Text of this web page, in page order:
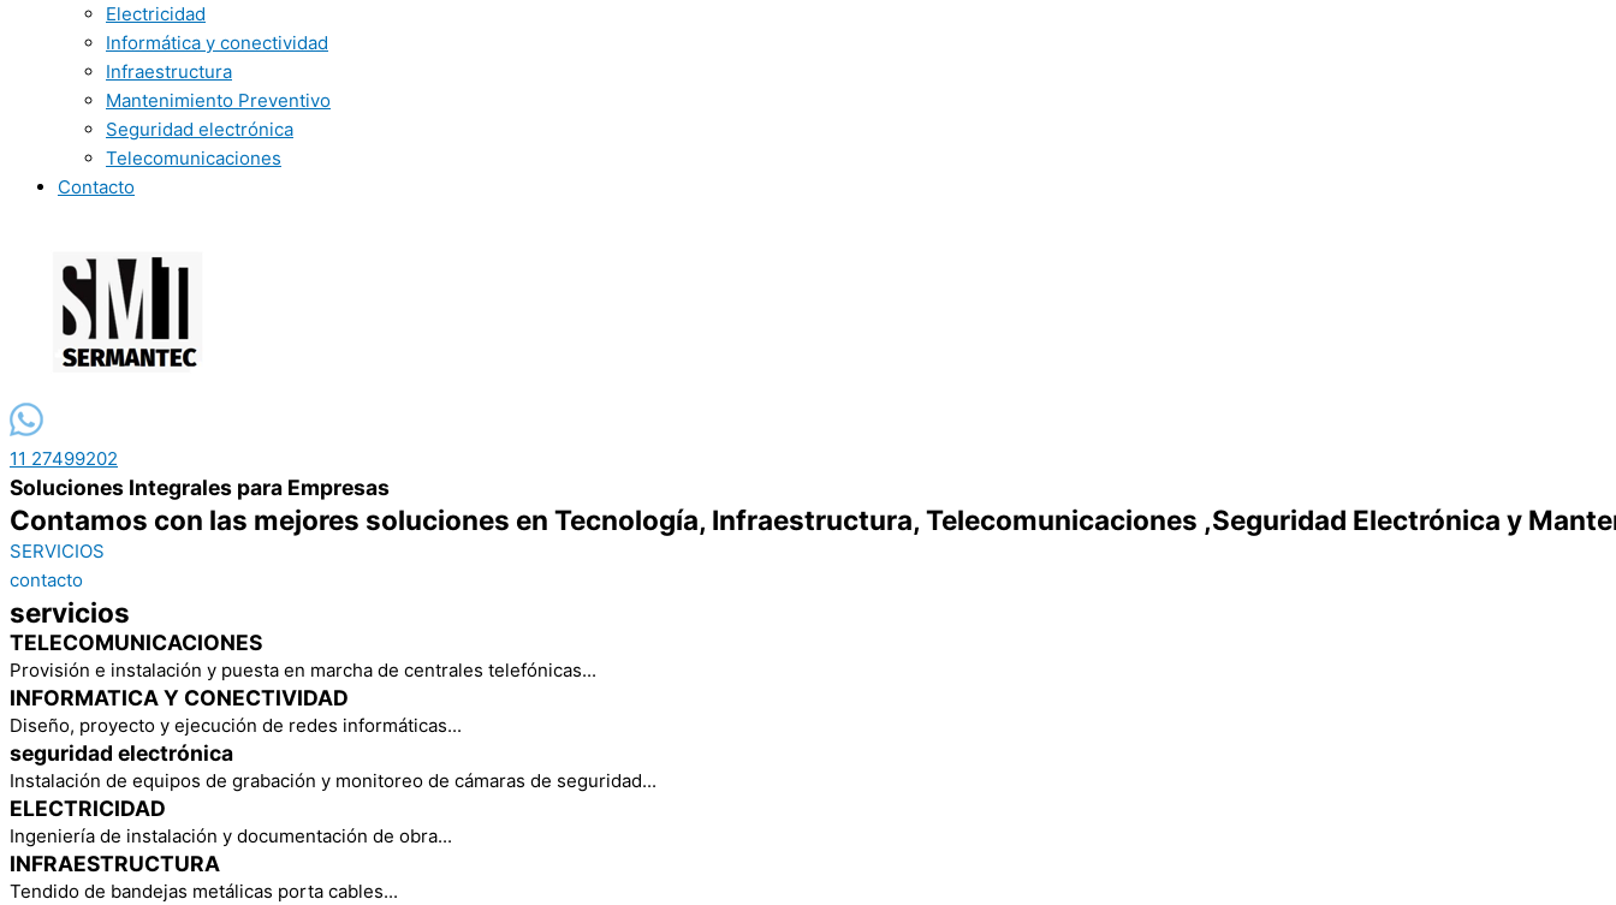
Electricidad
Informática y conectividad
Infraestructura
Mantenimiento Preventivo
Seguridad electrónica
Telecomunicaciones
Contacto
11 27499202
Soluciones Integrales para Empresas
Contamos con las mejores soluciones en Tecnología, Infraestructura, Telecomunicaciones ,Seguridad Electrónica y
SERVICIOS
contacto
servicios
TELECOMUNICACIONES
Provisión e instalación y puesta en marcha de centrales telefónicas...
INFORMATICA Y CONECTIVIDAD
Diseño, proyecto y ejecución de redes informáticas...
seguridad electrónica
Instalación de equipos de grabación y monitoreo de cámaras de seguridad...
ELECTRICIDAD
Ingeniería de instalación y documentación de obra...
INFRAESTRUCTURA
Tendido de bandejas metálicas porta cables...